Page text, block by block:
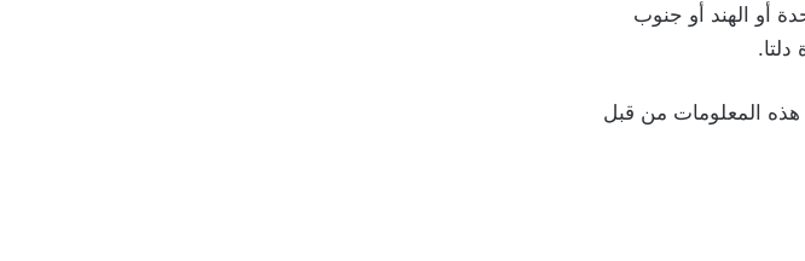
المتحدة أو الهند أو جنوب
هذه المعلومات من قبل